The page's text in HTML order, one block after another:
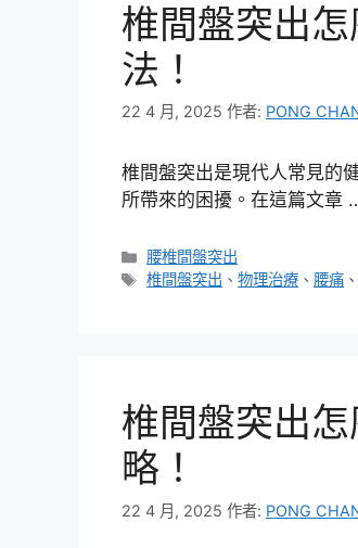
椎間盤突出
法！
22 4 月, 2025 作者: PONG
椎間盤突出是現代人常見的
所帶來的困擾。在這篇文章
分
類
腰椎間盤突出
標
椎間盤突出 、物理治療 、 腰痛
椎間盤突出
略！
22 4 月, 2025 作者: PONG